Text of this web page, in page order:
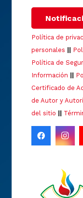
Política de
personales
Política de
Información
Certificado de
de Autor y
del sitio